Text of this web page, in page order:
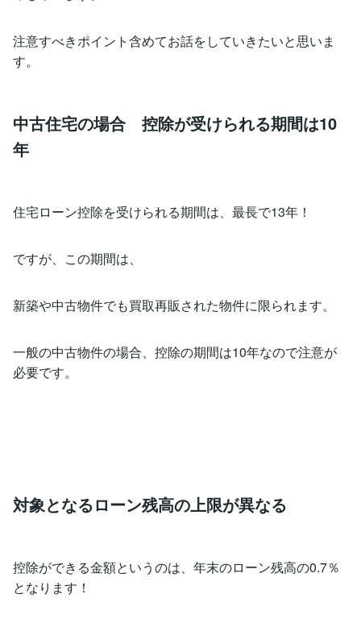
注意すべきポイント含めてお話をしていきたいと思いま
す。
中古住宅の場合 控除が受けられる期間は10
年
住宅ローン控除を受けられる期間は、最長で13年！
ですが、この期間は、
新築や中古物件でも買取再販された物件に限られます。
一般の中古物件の場合、控除の期間は10年なので注意が
必要です。
対象となるローン残高の上限が異なる
控除ができる金額というのは、年末のローン残高の0.7％
となります！